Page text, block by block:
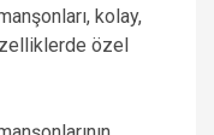
kolay,
özel